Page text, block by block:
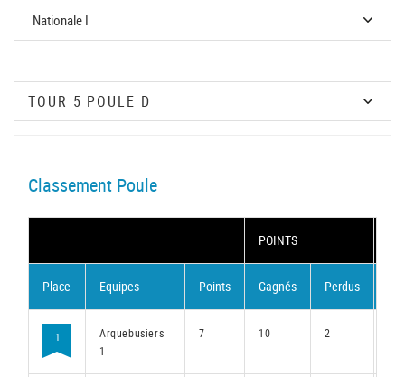
Classement Poule
POINTS
Place Equipes Points Gagnés Perdus
1
Arquebusiers
1
7 10 2